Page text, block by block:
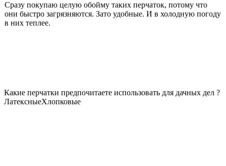
Сразу покупаю целую обойму таких перчаток, потому что
они быстро загрязняются. Зато удобные. И в холодную погоду
в них теплее.
Какие перчатки предпочитаете использовать для дачных дел ?
ЛатексныеХлопковые